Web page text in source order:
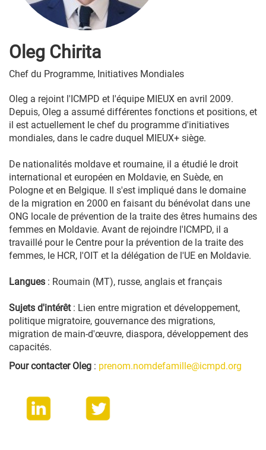
Oleg Chirita
Chef du Programme, Initiatives Mondiales
Oleg a rejoint l'ICMPD et l'équipe MIEUX en avril 2009.
Depuis, Oleg a assumé différentes fonctions et positions, et
il est actuellement le chef du programme d'initiatives
mondiales, dans le cadre duquel MIEUX+ siège.
De nationalités moldave et roumaine, il a étudié le droit
international et européen en Moldavie, en Suède, en
Pologne et en Belgique. Il s'est impliqué dans le domaine
de la migration en 2000 en faisant du bénévolat dans une
ONG locale de prévention de la traite des êtres humains des
femmes en Moldavie. Avant de rejoindre l'ICMPD, il a
travaillé pour le Centre pour la prévention de la traite des
femmes, le HCR, l'OIT et la délégation de l'UE en Moldavie.
Langues : Roumain (MT), russe, anglais et français
Sujets d'intérêt: Lien entre migration et développement,
politique migratoire, gouvernance des migrations,
migration de main-d'œuvre, diaspora, développement des
capacités.
Pour contacter Oleg : prenom.nomdefamille@icmpd.org